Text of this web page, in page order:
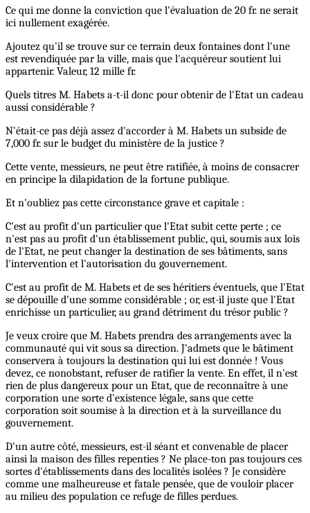
Ce qui me donne la conviction que l'évaluation de 20 fr. ne serait
ici nullement exagérée.
Ajoutez qu'il se trouve sur ce terrain deux fontaines dont l'une
est revendiquée par la ville, mais que l'acquéreur soutient lui
appartenir. Valeur, 12 mille fr.
Quels titres M. Habets a-t-il donc pour obtenir de l'Etat un cadeau
aussi considérable ?
N'était-ce pas déjà assez d'accorder à M. Habets un subside de
7,000 fr. sur le budget du ministère de la justice ?
Cette vente, messieurs, ne peut être ratifiée, à moins de consacrer
en principe la dilapidation de la fortune publique.
Et n'oubliez pas cette circonstance grave et capitale :
C'est au profit d'un particulier que l'Etat subit cette perte ; ce
n'est pas au profit d'un établissement public, qui, soumis aux lois
de l'Etat, ne peut changer la destination de ses bâtiments, sans
l'intervention et l'autorisation du gouvernement.
C'est au profit de M. Habets et de ses héritiers éventuels, que l'Etat
se dépouille d'une somme considérable ; or, est-il juste que l'Etat
enrichisse un particulier, au grand détriment du trésor public ?
Je veux croire que M. Habets prendra des arrangements avec la
communauté qui vit sous sa direction. J'admets que le bâtiment
conservera à toujours la destination qui lui est donnée ! Vous
devez, ce nonobstant, refuser de ratifier la vente. En effet, il n'est
rien de plus dangereux pour un Etat, que de reconnaître à une
corporation une sorte d'existence légale, sans que cette
corporation soit soumise à la direction et à la surveillance du
gouvernement.
D'un autre côté, messieurs, est-il séant et convenable de placer
ainsi la maison des filles repenties ? Ne place-ton pas toujours ces
sortes d'établissements dans des localités isolées ? Je considère
comme une malheureuse et fatale pensée, que de vouloir placer
au milieu des population ce refuge de filles perdues.